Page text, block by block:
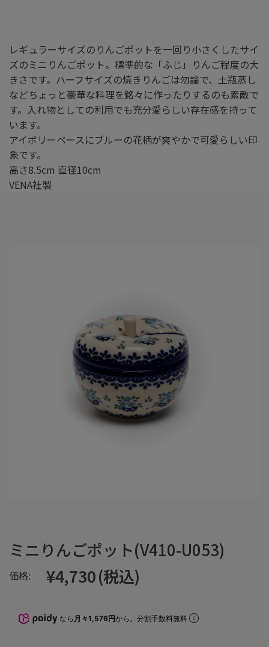
レギュラーサイズのりんごポットを一回り小さくしたサイ
ズのミニりんごポット。標準的な「ふじ」りんご程度の大
きさです。ハーフサイズの焼きりんごは勿論で、土瓶蒸し
などちょっと豪華な料理を銘々に作ったりするのも素敵で
す。入れ物としての利用でも充分愛らしい存在感を持って
います。
アイボリーベースにブルーの花柄が爽やかで可愛らしい印
象です。
高さ8.5cm 直径10cm
VENA社製
ミニりんごポット(V410-U053)
価格: ¥4,730(税込)
なら 月々1,576円から。分割手数料無料